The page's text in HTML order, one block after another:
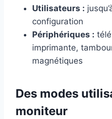
Utilisateurs :
configuration
Périphériques :
imprimante,
magnétiques
Des modes
moniteur